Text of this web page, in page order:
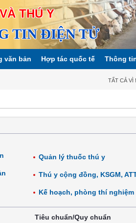
THÚ Y
TIN ĐIỆN TỬ
văn bản Hợp tác quốc tế Thông
TẤT CẢ VÌ
Quản lý thuốc thú y
Thú y cộng đồng, KSGM,
Kế hoạch, phòng thí nghiệm
Tiêu chuẩn/Quy chuẩn